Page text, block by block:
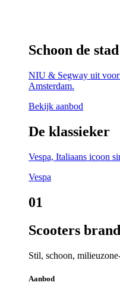
Schoon de
NIU & Segway uit
Amsterdam.
Bekijk aanbod
De klassieker
Vespa, Italiaans icoon
Vespa
01
Scooters
Stil, schoon,
Aanbod